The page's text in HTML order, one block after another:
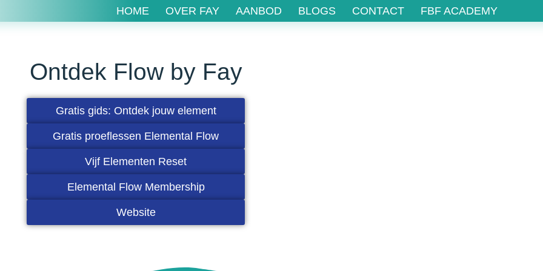
HOME OVER FAY AANBOD BLOGS CONTACT FBF ACADEMY
Ontdek Flow by Fay
Gratis gids: Ontdek jouw element
Gratis proeflessen Elemental Flow
Vijf Elementen Reset
Elemental Flow Membership
Website